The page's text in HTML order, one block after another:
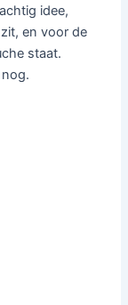
idee,
en voor de
staat.